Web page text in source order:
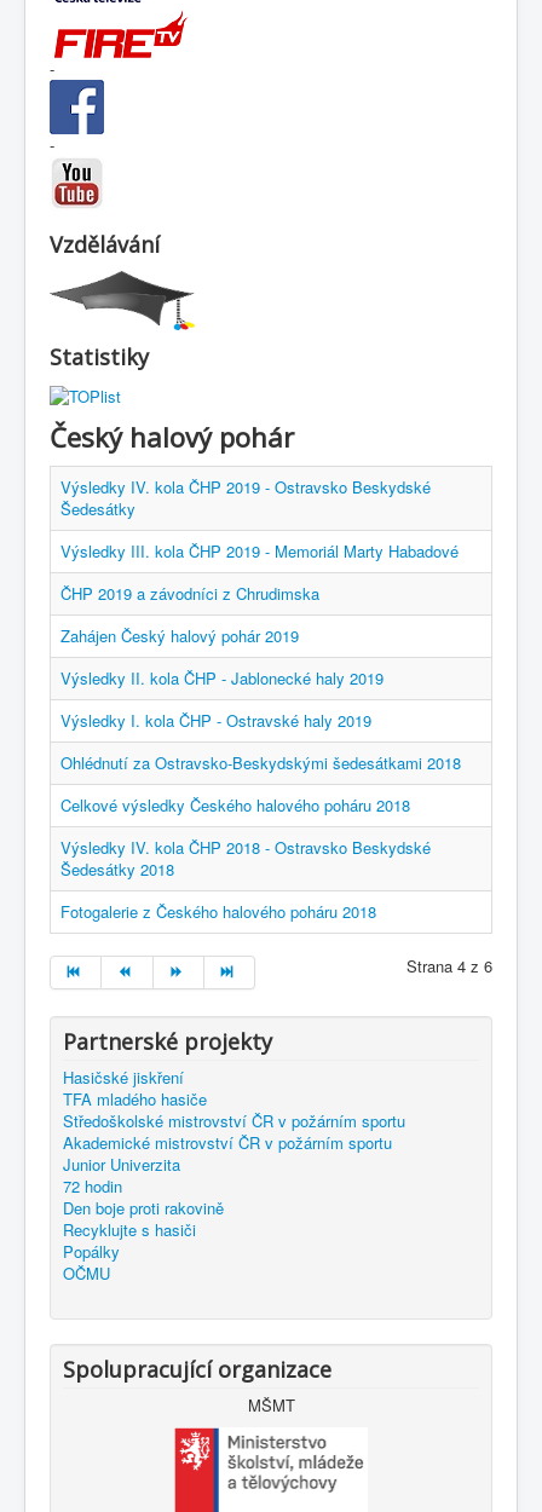
-
-
Vzdělávání
Statistiky
Český halový pohár
Výsledky IV. kola ČHP 2019 - Ostravsko Beskydské
Šedesátky
Výsledky III. kola ČHP 2019 - Memoriál Marty Habadové
ČHP 2019 a závodníci z Chrudimska
Zahájen Český halový pohár 2019
Výsledky II. kola ČHP - Jablonecké haly 2019
Výsledky I. kola ČHP - Ostravské haly 2019
Ohlédnutí za Ostravsko-Beskydskými šedesátkami 2018
Celkové výsledky Českého halového poháru 2018
Výsledky IV. kola ČHP 2018 - Ostravsko Beskydské
Šedesátky 2018
Fotogalerie z Českého halového poháru 2018
Strana 4 z 6
Partnerské projekty
Hasičské jiskření
TFA mladého hasiče
Středoškolské mistrovství ČR v požárním sportu
Akademické mistrovství ČR v požárním sportu
Junior Univerzita
72 hodin
Den boje proti rakovině
Recyklujte s hasiči
Popálky
OČMU
Spolupracující organizace
MŠMT